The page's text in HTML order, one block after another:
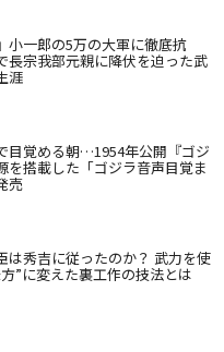
小一郎の5万の大軍に徹底抗
長宗我部元親に降伏を迫った武
涯
目覚める朝…1954年公開『ゴジ
を搭載した「ゴジラ音声目覚ま
売
は秀吉に従ったのか？ 武力を使
”に変えた裏工作の技法とは